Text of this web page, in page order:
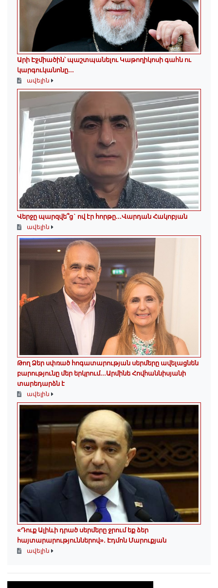
Արի Էջմիածին՝ պաշտպանելու Կաթողիկոսի գահն ու
կարգուկանոնը...
ավելին
Վերջը պարզվե՞ց` ով էր հորթը...Վարդան Հակոբյան
ավելին
Թող Ձեր սփռած հոգատարության սերմերը ավելացնեն
բարությունը մեր երկրում․․․Արմինե Հովհաննիսյանի
տարեդարձն է
ավելին
«Դուք Ալիևի դրած սերմերը ջրում եք ձեր
հայտարարություններով»․ Էդմոն Մարուքյան
ավելին